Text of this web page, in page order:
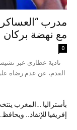
مدرب
مع نهضة بركان
0
القدم، عن عدم رضاه على
بأستراليا …المغرب
إفريقيا للإنقاذ..